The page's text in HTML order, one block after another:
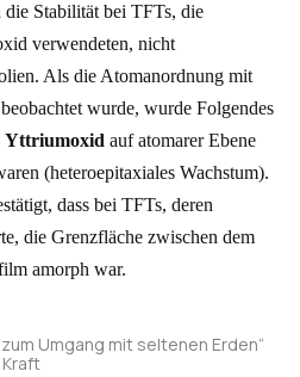
die Stabilität bei TFTs, die
verwendeten, nicht
Als die Atomanordnung mit
wurde, wurde Folgendes
Yttriumoxid auf atomarer Ebene
(heteroepitaxiales Wachstum).
dass bei TFTs, deren
die Grenzfläche zwischen dem
amorph war.
Umgang mit seltenen Erden“
Kraft